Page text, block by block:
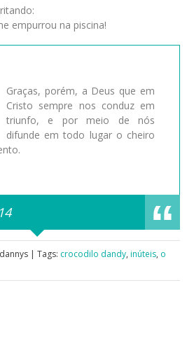
empurrou na piscina!
Graças, porém, a Deus que em
Cristo sempre nos conduz em
triunfo, e por meio de nós
difunde em todo lugar o cheiro
| Tags: crocodilo dandy, inúteis, o